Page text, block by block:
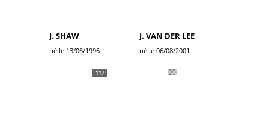
J. SHAW
né le 13/06/1996
J. VAN DER LEE
né le 06/08/2001
117